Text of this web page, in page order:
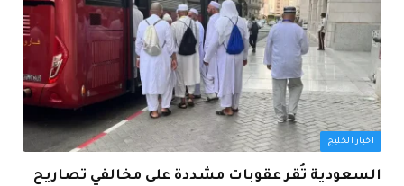
اخبار الخليج
السعودية تُقر عقوبات مشددة على مخالفي تصاريح